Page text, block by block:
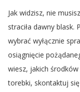
Jak widzisz, nie
straciła dawny
wybrać wyłącznie
osiągnięcie
wiesz, jakich
torebki, skontaktuj